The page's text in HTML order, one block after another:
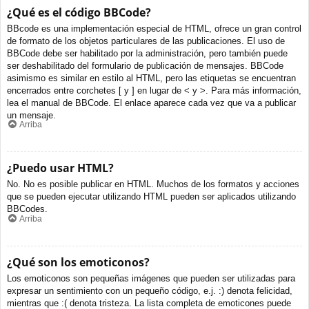
¿Qué es el código BBCode?
BBcode es una implementación especial de HTML, ofrece un gran control
de formato de los objetos particulares de las publicaciones. El uso de
BBCode debe ser habilitado por la administración, pero también puede
ser deshabilitado del formulario de publicación de mensajes. BBCode
asimismo es similar en estilo al HTML, pero las etiquetas se encuentran
encerrados entre corchetes [ y ] en lugar de < y >. Para más información,
lea el manual de BBCode. El enlace aparece cada vez que va a publicar
un mensaje.
Arriba
¿Puedo usar HTML?
No. No es posible publicar en HTML. Muchos de los formatos y acciones
que se pueden ejecutar utilizando HTML pueden ser aplicados utilizando
BBCodes.
Arriba
¿Qué son los emoticonos?
Los emoticonos son pequeñas imágenes que pueden ser utilizadas para
expresar un sentimiento con un pequeño código, e.j. :) denota felicidad,
mientras que :( denota tristeza. La lista completa de emoticones puede